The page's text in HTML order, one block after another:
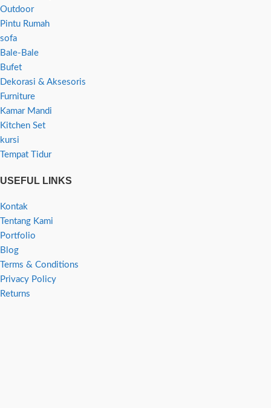
Outdoor
Pintu Rumah
sofa
Bale-Bale
Bufet
Dekorasi & Aksesoris
Furniture
Kamar Mandi
Kitchen Set
kursi
Tempat Tidur
USEFUL LINKS
Kontak
Tentang Kami
Portfolio
Blog
Terms & Conditions
Privacy Policy
Returns